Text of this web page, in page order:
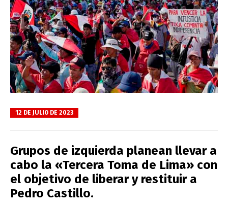
12 DE JULIO DE 2023
Grupos de izquierda planean llevar a
cabo la «Tercera Toma de Lima» con
el objetivo de liberar y restituir a
Pedro Castillo.